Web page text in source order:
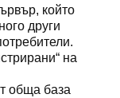
който
други
на
обща база